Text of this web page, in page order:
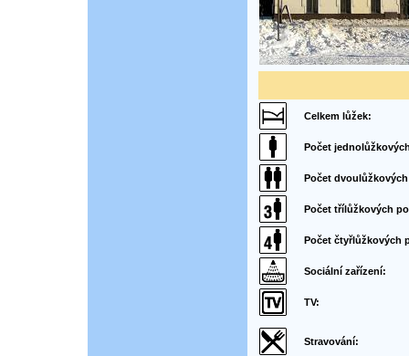
Celkem lůžek:
Počet
Počet
Počet třílůžkových
Počet čtyřlůžkových
Sociální zařízení:
TV:
Stravování: